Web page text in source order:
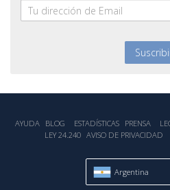
AYUDA BLOG ESTADÍSTICA‎S PRENSA
LEY 24.240 AVISO DE PRIVACIDAD
Argentina